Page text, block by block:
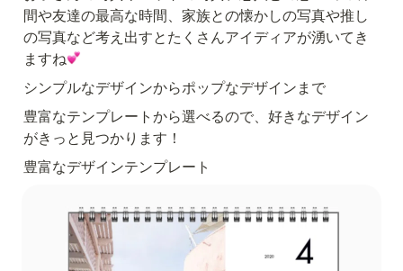
間や友達の最高な時間、家族との懐かしの写真や推し
の写真など考え出すとたくさんアイディアが湧いてき
ますね
シンプルなデザインからポップなデザインまで
豊富なテンプレートから選べるので、好きなデザイン
がきっと見つかります！
豊富なデザインテンプレート